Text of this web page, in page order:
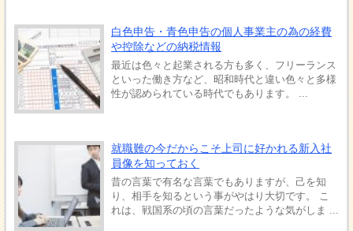
白色申告・青色申告の個人事業主の為の経費
や控除などの納税情報
最近は色々と起業される方も多く、フリーランス
といった働き方など、昭和時代と違い色々と多様
性が認められている時代でもあります。 ...
就職難の今だからこそ上司に好かれる新入社
員像を知っておく
昔の言葉で有名な言葉でもありますが、己を知
り、相手を知るという事がやはり大切です。 こ
れは、戦国系の頃の言葉だったような気がしま ...